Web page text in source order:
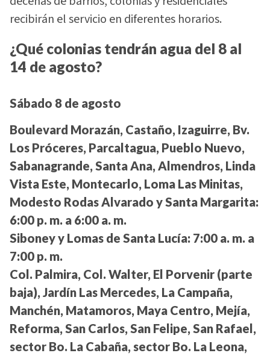
recibirán el servicio en diferentes horarios.
¿Qué colonias tendrán agua del 8 al
14 de agosto?
Sábado 8 de agosto
Boulevard Morazán, Castaño, Izaguirre, Bv.
Los Próceres, Parcaltagua, Pueblo Nuevo,
Sabanagrande, Santa Ana, Almendros, Linda
Vista Este, Montecarlo, Loma Las Minitas,
Modesto Rodas Alvarado y Santa Margarita:
6:00 p. m. a 6:00 a. m.
Siboney y Lomas de Santa Lucía: 7:00 a. m. a
7:00 p. m.
Col. Palmira, Col. Walter, El Porvenir (parte
baja), Jardín Las Mercedes, La Campaña,
Manchén, Matamoros, Maya Centro, Mejía,
Reforma, San Carlos, San Felipe, San Rafael,
sector Bo. La Cabaña, sector Bo. La Leona,